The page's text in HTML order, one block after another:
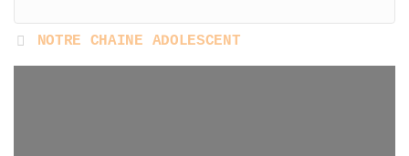
NOTRE CHAINE ADOLESCENT